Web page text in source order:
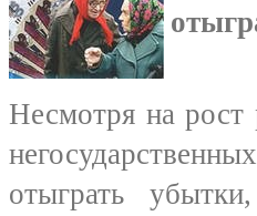
Несмотря на
отыграть